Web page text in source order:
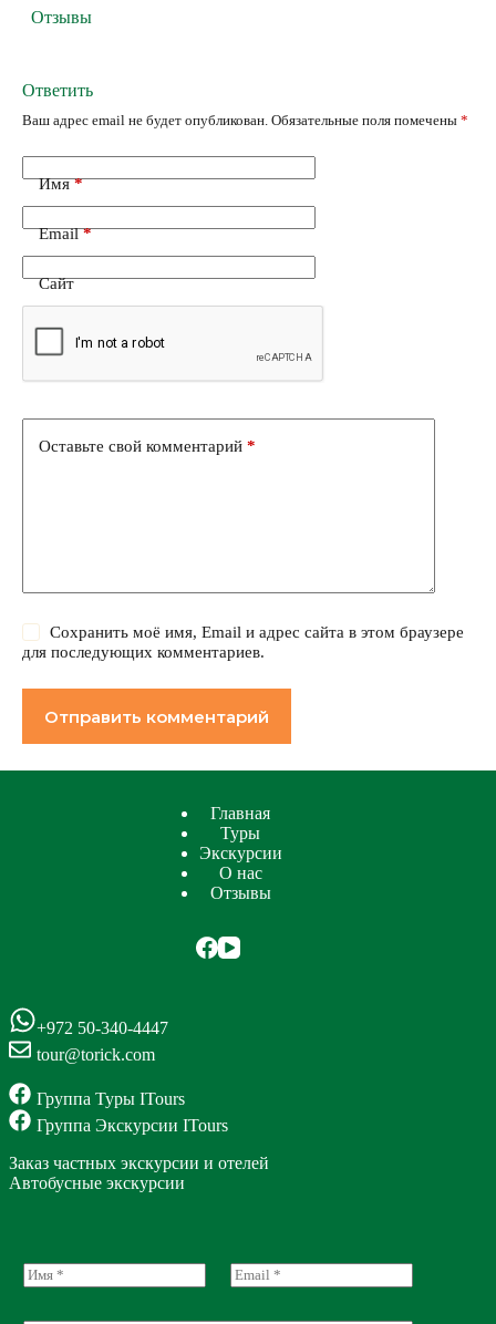
Отзывы
Ответить
Ваш адрес email не будет опубликован. Обязательные поля помечены *
Имя*
Email*
Сайт
Оставьте свой комментарий *
Сохранить моё имя, Email и адрес сайта в этом браузере
для последующих комментариев.
Отправить комментарий
Главная
Туры
Экскурсии
О нас
Отзывы
+972 50-340-4447
tour@torick.com
Группа Туры ITours
Группа Экскурсии ITours
Заказ частных экскурсии и отелей
Автобусные экскурсии
N
a
E
m